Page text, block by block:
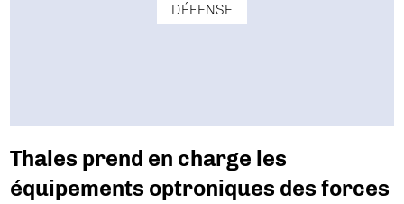
DÉFENSE
Thales prend en charge les
équipements optroniques des forces